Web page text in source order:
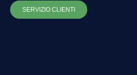
SERVIZIO CLIENTI